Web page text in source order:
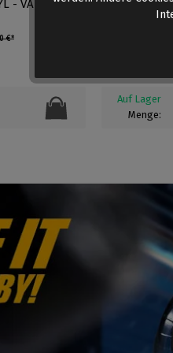
- VALUE PACK
€*
RUSH
Auf Lager
Menge: